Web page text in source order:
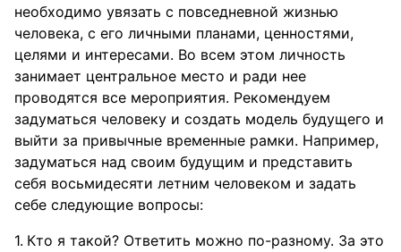
необходимо увязать с повседневной жизнью
человека, с его личными планами, ценностями,
целями и интересами. Во всем этом личность
занимает центральное место и ради нее
проводятся все мероприятия. Рекомендуем
задуматься человеку и создать модель будущего и
выйти за привычные временные рамки. Например,
задуматься над своим будущим и представить
себя восьмидесяти летним человеком и задать
себе следующие вопросы:
Кто я такой? Ответить можно по-разному. За это